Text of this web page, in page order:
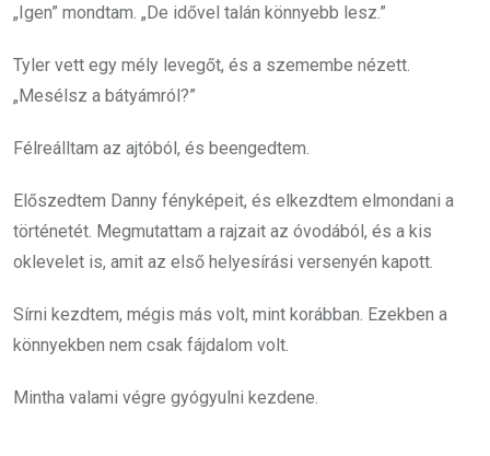
„Igen” mondtam. „De idővel talán könnyebb lesz.”
Tyler vett egy mély levegőt, és a szemembe nézett.
„Mesélsz a bátyámról?”
Félreálltam az ajtóból, és beengedtem.
Előszedtem Danny fényképeit, és elkezdtem elmondani a
történetét. Megmutattam a rajzait az óvodából, és a kis
oklevelet is, amit az első helyesírási versenyén kapott.
Sírni kezdtem, mégis más volt, mint korábban. Ezekben a
könnyekben nem csak fájdalom volt.
Mintha valami végre gyógyulni kezdene.